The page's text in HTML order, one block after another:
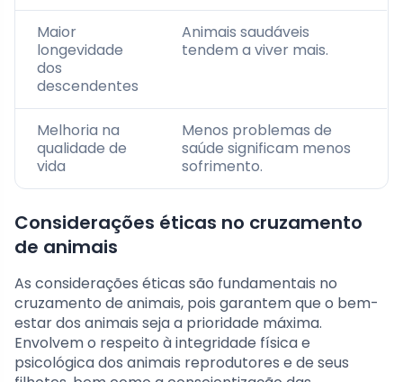
Maior
longevidade
dos
descendentes
Animais saudáveis
tendem a viver mais.
Melhoria na
qualidade de
vida
Menos problemas de
saúde significam menos
sofrimento.
Considerações éticas no cruzamento
de animais
As considerações éticas são fundamentais no
cruzamento de animais, pois garantem que o bem-
estar dos animais seja a prioridade máxima.
Envolvem o respeito à integridade física e
psicológica dos animais reprodutores e de seus